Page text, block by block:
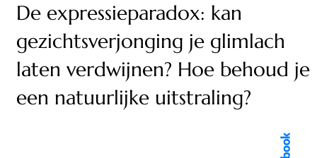
De expressieparadox: kan
gezichtsverjonging je glimlach
laten verdwijnen? Hoe behoud je
een natuurlijke uitstraling?